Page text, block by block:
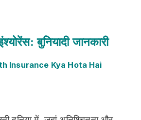
बुनियादी जानकारी
Insurance Kya Hota Hai